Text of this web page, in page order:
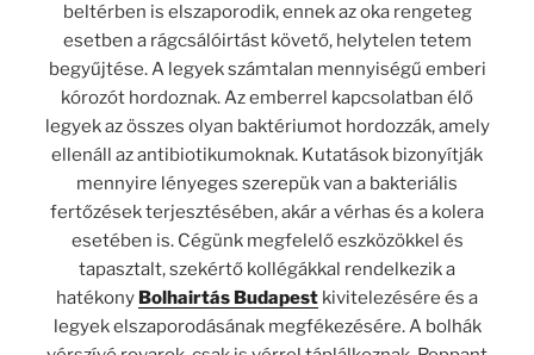
beltérben is elszaporodik, ennek az oka rengeteg
esetben a rágcsálóirtást követő, helytelen tetem
begyűjtése. A legyek számtalan mennyiségű emberi
kórozót hordoznak. Az emberrel kapcsolatban élő
legyek az összes olyan baktériumot hordozzák, amely
ellenáll az antibiotikumoknak. Kutatások bizonyítják
mennyire lényeges szerepük van a bakteriális
fertőzések terjesztésében, akár a vérhas és a kolera
esetében is. Cégünk megfelelő eszközökkel és
tapasztalt, szekértő kollégákkal rendelkezik a
hatékony Bolhairtás Budapest kivitelezésére és a
legyek elszaporodásának megfékezésére. A bolhák